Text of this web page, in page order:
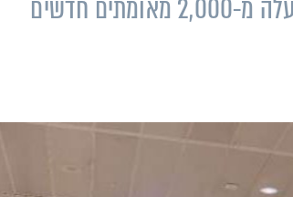
בבידוד מלא גם למחוסנים ומחלימים. מחצות אובחנו למעלה מ-2,000 מאומתים חדשים